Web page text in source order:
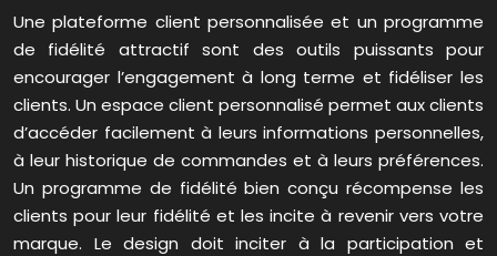
Une plateforme client personnalisée et un programme
de fidélité attractif sont des outils puissants pour
encourager l’engagement à long terme et fidéliser les
clients. Un espace client personnalisé permet aux clients
d’accéder facilement à leurs informations personnelles,
à leur historique de commandes et à leurs préférences.
Un programme de fidélité bien conçu récompense les
clients pour leur fidélité et les incite à revenir vers votre
marque. Le design doit inciter à la participation et